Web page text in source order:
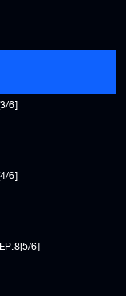
6]
6]
6]